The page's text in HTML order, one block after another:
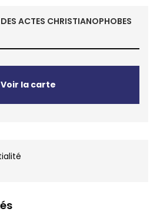
ACTES CHRISTIANOPHOBES
Voir la carte